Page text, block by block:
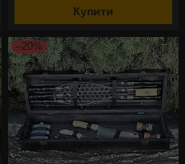
Купити
–20%